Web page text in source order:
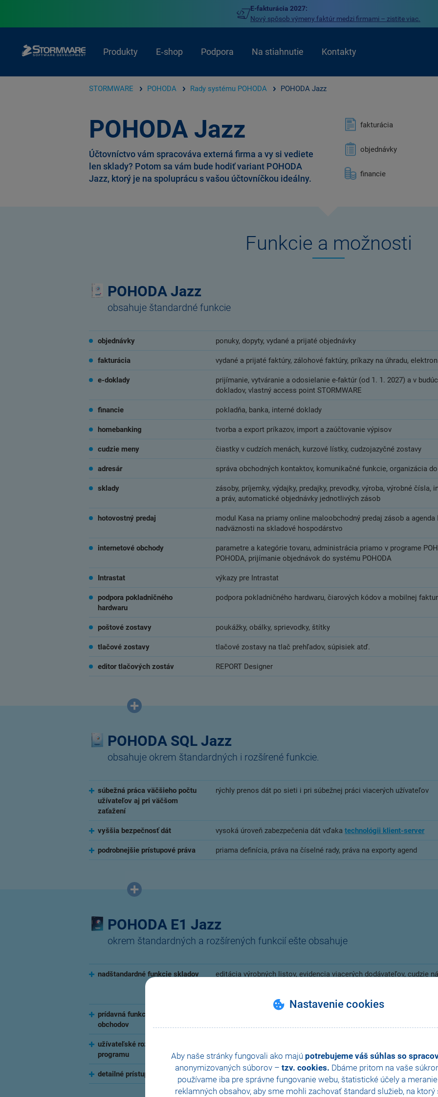
Nastavenie cookies
Aby naše stránky fungovali ako majú potrebujeme váš súhlas so
anonymizovaných súborov – tzv. cookies. Dbáme pritom na vaše
používame iba pre správne fungovanie webu, štatistické účely a
reklamných obsahov, aby sme mohli zachovať štandard služieb, na ktorý
E-fakturácia 2027:
Nový spôsob výmeny faktúr medzi firmami – zistite viac.
Produkty E‑shop Podpora Na stiahnutie Kontakty
STORMWARE POHODA Rady systému POHODA POHODA Jazz
POHODA Jazz
Účtovníctvo vám spracováva externá firma a vy si vediete
len sklady? Potom sa vám bude hodiť variant POHODA
Jazz, ktorý je na spoluprácu s vašou účtovníčkou ideálny.
fakturácia
objednávky
financie
Funkcie a možnosti
POHODA Jazz
obsahuje štandardné funkcie
objednávky ponuky, dopyty, vydané a prijaté objednávky
fakturácia vydané a prijaté faktúry, zálohové faktúry, príkazy na úhradu,
e-doklady
prijímanie, vytváranie a odosielanie e-faktúr (od 1. 1. 2027) a v
dokladov, vlastný access point STORMWARE
financie pokladňa, banka, interné doklady
homebanking tvorba a export príkazov, import a zaúčtovanie výpisov
cudzie meny čiastky v cudzích menách, kurzové lístky, cudzojazyčné zostavy
adresár správa obchodných kontaktov, komunikačné funkcie, organizácia
sklady
zásoby, príjemky, výdajky, predajky, prevodky, výroba, výrobné čísla,
a práv, automatické objednávky jednotlivých zásob
hotovostný predaj
modul Kasa na priamy online maloobchodný predaj zásob a
nadväznosti na skladové hospodárstvo
internetové obchody
parametre a kategórie tovaru, administrácia priamo v programe
POHODA, prijímanie objednávok do systému POHODA
Intrastat výkazy pre Intrastat
podpora pokladničného
hardwaru
podpora pokladničného hardwaru, čiarových kódov a mobilnej
poštové zostavy poukážky, obálky, sprievodky, štítky
tlačové zostavy tlačové zostavy na tlač prehľadov, súpisiek atď.
editor tlačových zostáv REPORT Designer
POHODA SQL Jazz
obsahuje okrem štandardných i rozšírené funkcie.
súbežná práca väčšieho počtu
užívateľov aj pri väčšom
zaťažení
rýchly prenos dát po sieti i pri súbežnej práci viacerých užívateľov
vyššia bezpečnosť dát vysoká úroveň zabezpečenia dát vďakatechnológii klient-server
podrobnejšie prístupové práva priama definícia, práva na číselné rady, práva na exporty agend
POHODA E1 Jazz
okrem štandardných a rozšírených funkcií ešte obsahuje
nadštandardné funkcie skladov
editácia výrobných listov, evidencia viacerých dodávateľov, cudzie
prídavná funkcia internetových
obchodov
užívateľské rozšírenie
programu
mieru apod.
detailné prístupové práva definícia pomocou rolí, práva na tlačové zostavy